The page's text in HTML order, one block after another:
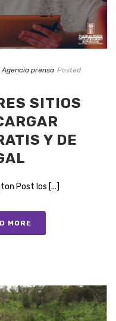
Agencia prensa Posted
SITIOS
Y DE
Post los [...]
MORE